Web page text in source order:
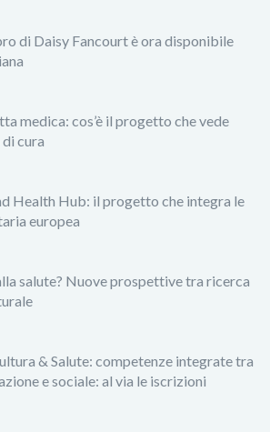
di Daisy Fancourt è ora disponibile
medica: cos’è il progetto che vede
cura
Health Hub: il progetto che integra le
europea
salute? Nuove prospettive tra ricerca
& Salute: competenze integrate tra
e sociale: al via le iscrizioni